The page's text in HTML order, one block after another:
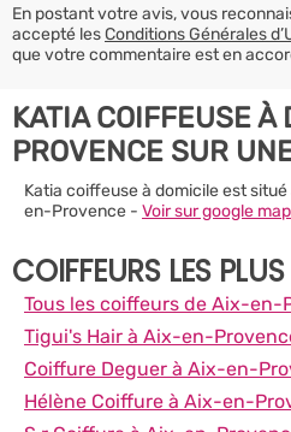
En postant votre avis, vous
accepté lesConditions Générales
que votre commentaire est en
KATIA COIFFEUSE
PROVENCE SUR
Katia coiffeuse à domicile est
en-Provence - Voir sur google
COIFFEURS LES
Tous les coiffeurs de Aix-en-
Tigui's Hair à Aix-en-
Coiffure Deguer à Aix-en-
Hélène Coiffure à Aix-en-